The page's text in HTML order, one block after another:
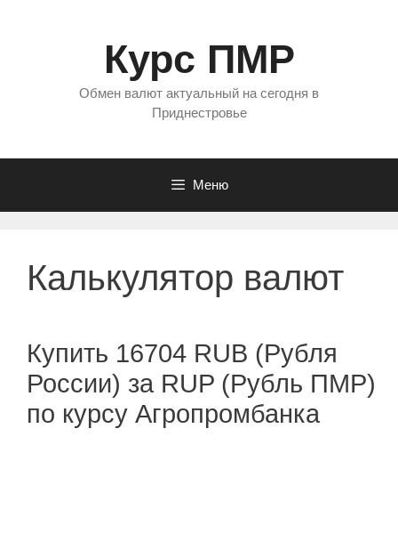
Курс ПМР
Обмен валют актуальный на сегодня в
Приднестровье
Меню
Калькулятор валют
Купить 16704 RUB (Рубля
России) за RUP (Рубль ПМР)
по курсу Агропромбанка